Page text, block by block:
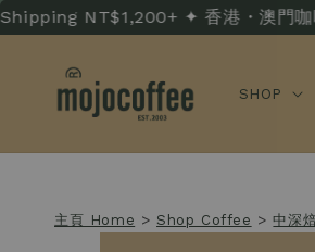
NT$1,200+ ✦ 香港・澳門咖
SHOP
主頁 Home > Shop Coffee >中深